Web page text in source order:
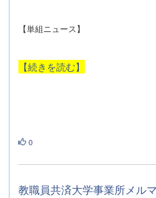
【単組ニュース】
【続きを読む】
0
教職員共済大学事業所メル